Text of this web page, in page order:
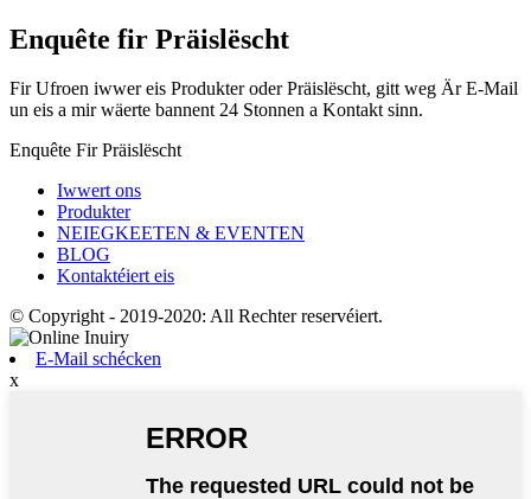
Enquête fir Präislëscht
Fir Ufroen iwwer eis Produkter oder Präislëscht, gitt weg Är E-Mail
un eis a mir wäerte bannent 24 Stonnen a Kontakt sinn.
Enquête Fir Präislëscht
Iwwert ons
Produkter
NEIEGKEETEN & EVENTEN
BLOG
Kontaktéiert eis
© Copyright - 2019-2020: All Rechter reservéiert.
E-Mail schécken
x